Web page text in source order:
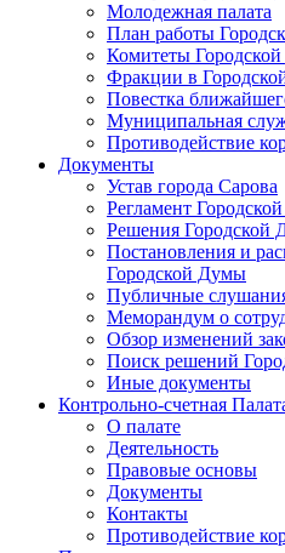
Молодежная палата
План работы
Комитеты
Фракции в
Повестка
Муниципальная
Противодействие
Документы
Устав города Сарова
Регламент
Решения Городской
Постановления и
Городской Думы
Публичные
Меморандум о
Обзор изменений
Поиск решений
Иные документы
Контрольно-счетная
О палате
Деятельность
Правовые основы
Документы
Контакты
Противодействие